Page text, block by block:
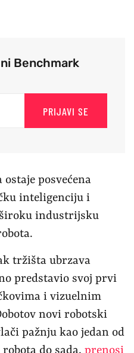
Benchmark
PRIJAVI SE
posvećena
inteligenciju i
industrijsku
tržišta ubrzava
predstavio svoj prvi
i vizuelnim
novi robotski
pažnju kao jedan od